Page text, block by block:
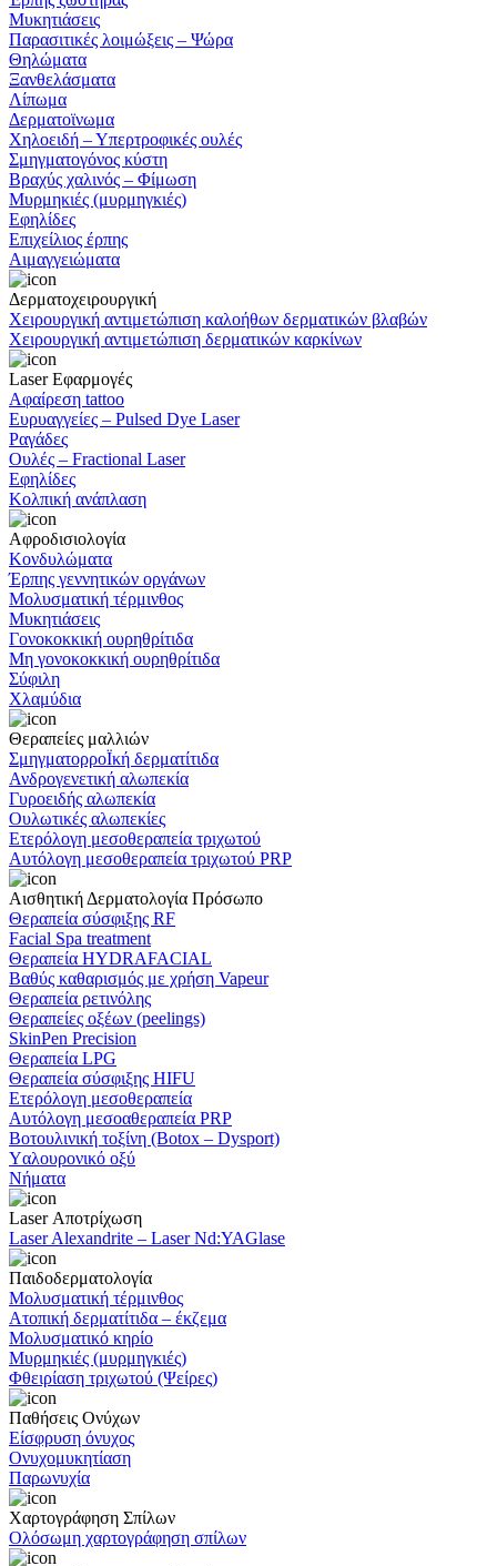
Μυκητιάσεις
Παρασιτικές λοιμώξεις – Ψώρα
Θηλώματα
Ξανθελάσματα
Λίπωμα
Δερματοϊνωμα
Χηλοειδή – Υπερτροφικές ουλές
Σμηγματογόνος κύστη
Βραχύς χαλινός – Φίμωση
Μυρμηκιές (μυρμηγκιές)
Εφηλίδες
Επιχείλιος έρπης
Αιμαγγειώματα
Δερματοχειρουργική
Χειρουργική αντιμετώπιση καλοήθων δερματικών βλαβών
Χειρουργική αντιμετώπιση δερματικών καρκίνων
Laser Εφαρμογές
Αφαίρεση tattoo
Ευρυαγγείες – Pulsed Dye Laser
Ραγάδες
Ουλές – Fractional Laser
Εφηλίδες
Κολπική ανάπλαση
Αφροδισιολογία
Κονδυλώματα
Έρπης γεννητικών οργάνων
Μολυσματική τέρμινθος
Μυκητιάσεις
Γονοκοκκική ουρηθρίτιδα
Μη γονοκοκκική ουρηθρίτιδα
Σύφιλη
Χλαμύδια
Θεραπείες μαλλιών
ΣμηγματορροΪκή δερματίτιδα
Ανδρογενετική αλωπεκία
Γυροειδής αλωπεκία
Ουλωτικές αλωπεκίες
Ετερόλογη μεσοθεραπεία τριχωτού
Αυτόλογη μεσοθεραπεία τριχωτού PRP
Αισθητική Δερματολογία Πρόσωπο
Θεραπεία σύσφιξης RF
Facial Spa treatment
Θεραπεία HYDRAFACIAL
Βαθύς καθαρισμός με χρήση Vapeur
Θεραπεία ρετινόλης
Θεραπείες οξέων (peelings)
SkinPen Precision
Θεραπεία LPG
Θεραπεία σύσφιξης HIFU
Ετερόλογη μεσοθεραπεία
Αυτόλογη μεσοαθεραπεία PRP
Βοτουλινική τοξίνη (Botox – Dysport)
Yαλουρονικό οξύ
Νήματα
Laser Αποτρίχωση
Laser Alexandrite – Laser Νd:YAGlase
Παιδοδερματολογία
Μολυσματική τέρμινθος
Ατοπική δερματίτιδα – έκζεμα
Μολυσματικό κηρίο
Μυρμηκιές (μυρμηγκιές)
Φθειρίαση τριχωτού (Ψείρες)
Παθήσεις Oνύχων
Είσφρυση όνυχος
Ονυχομυκητίαση
Παρωνυχία
Xαρτογράφηση Σπίλων
Ολόσωμη χαρτογράφηση σπίλων